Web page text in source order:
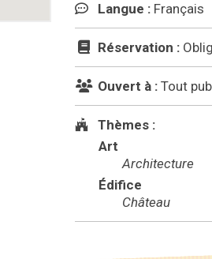
Langue : Français
Réservation :
Ouvert à : Tout
Thèmes :
Art
Architecture
Édifice
Château